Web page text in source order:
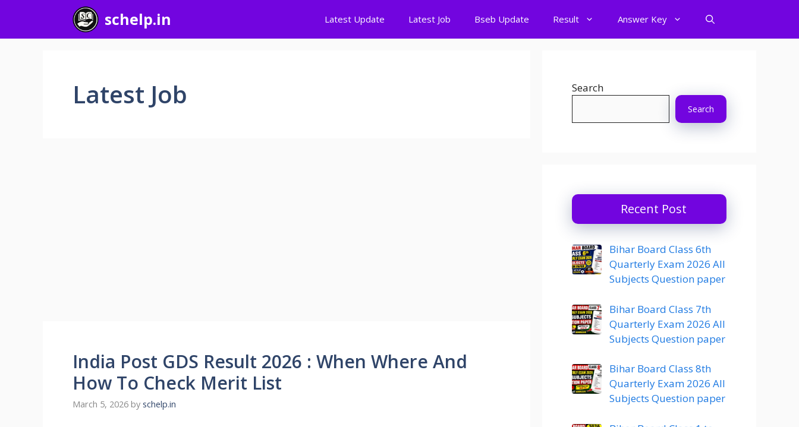
content
schelp.in Latest Update Latest Job Bseb Update Result Answer Key
Latest Job
India Post GDS Result 2026 : When Where And
How To Check Merit List
March 5, 2026 by schelp.in
Search
Search
Recent Post
Bihar Board Class 6th
Quarterly Exam 2026 All
Subjects Question paper
Bihar Board Class 7th
Quarterly Exam 2026 All
Subjects Question paper
Bihar Board Class 8th
Quarterly Exam 2026 All
Subjects Question paper